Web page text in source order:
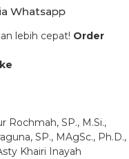
Whatsapp
lebih cepat! Order
Rochmah, SP., M.Si.,
SP., MAgSc., Ph.D.,
Khairi Inayah